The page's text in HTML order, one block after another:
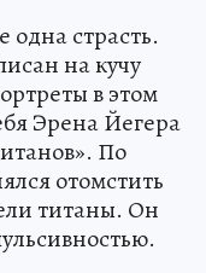
страсть.
на кучу
в этом
Эрена Йегера
По
отомстить
титаны. Он